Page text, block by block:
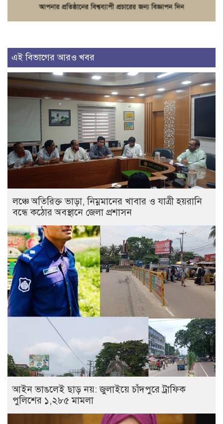
এই বিভাগের আরও খবর
লঞ্চে অতিরিক্ত ভাড়া, নিম্নমানের খাবার ও যাত্রী হয়রানি
বন্ধে কঠোর অবস্থানে জেলা প্রশাসন
আইন ভাঙলেই ছাড় নয়: জুলাইয়ে চাঁদপুরে ট্রাফিক
পুলিশের ১,২৮৫ মামলা